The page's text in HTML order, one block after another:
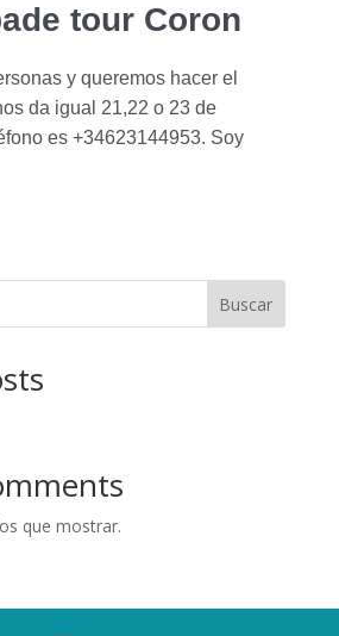
tour Coron
y queremos hacer el
da igual 21,22 o 23 de
es +34623144953. Soy
Buscar
que mostrar.